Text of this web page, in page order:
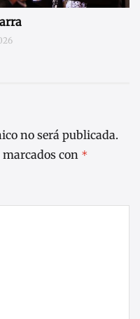
no será publicada.
con *